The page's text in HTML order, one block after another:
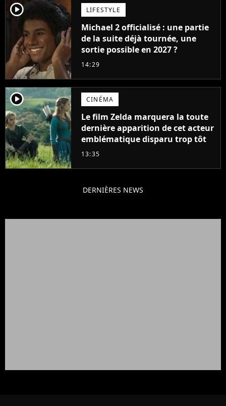
player2 LIFESTYLE
Michael 2 officialisé : une partie
de la suite déjà tournée, une
sortie possible en 2027 ?
14:29
player2 CINÉMA
Le film Zelda marquera la toute
dernière apparition de cet acteur
emblématique disparu trop tôt
13:35
DERNIÈRES NEWS